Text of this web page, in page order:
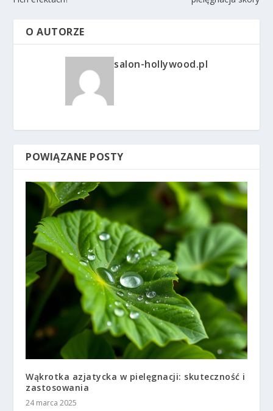
O AUTORZE
salon-hollywood.pl
POWIĄZANE POSTY
Wąkrotka azjatycka w pielęgnacji: skuteczność i
zastosowania
24 marca 2025